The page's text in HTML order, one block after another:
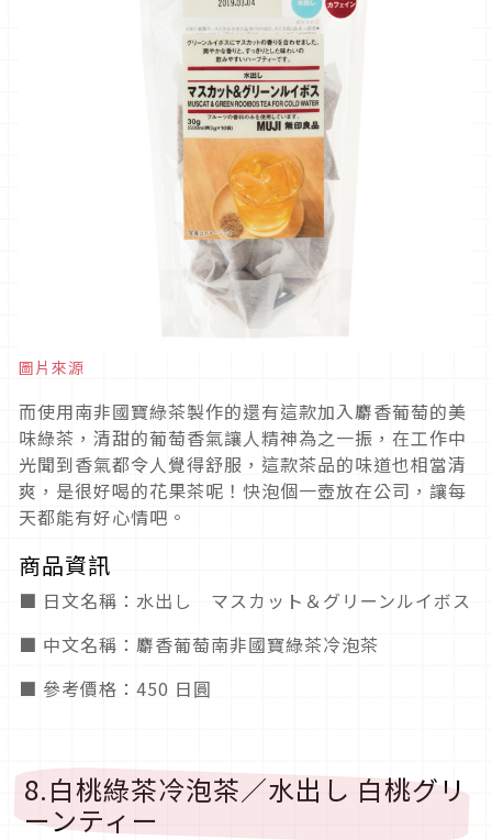
圖片來源
而使用南非國寶綠茶製作的還有這款加入麝香葡萄的美
味綠茶，清甜的葡萄香氣讓人精神為之一振，在工作中
光聞到香氣都令人覺得舒服，這款茶品的味道也相當清
爽，是很好喝的花果茶呢！快泡個一壺放在公司，讓每
天都能有好心情吧。
商品資訊
■ 日文名稱：水出し マスカット＆グリーンルイボス
■ 中文名稱：麝香葡萄南非國寶綠茶冷泡茶
■ 參考價格：450 日圓
8.白桃綠茶冷泡茶／水出し 白桃グリ
ーンティー